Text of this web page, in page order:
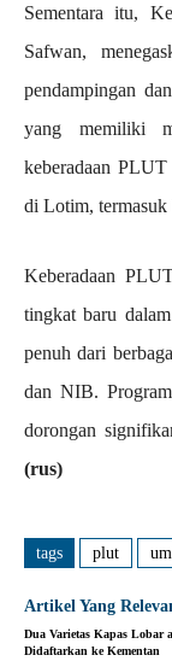
Sementara itu,
Safwan,
pendampingan
yang memiliki
keberadaan
di Lotim, termasuk
Keberadaan
tingkat baru
penuh dari
dan NIB.
dorongan
(rus)
tags plut
Artikel Yang
Dua Varietas Kapas Lobar
Didaftarkan ke Kementan